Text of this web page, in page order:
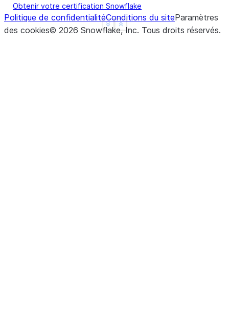
Show less
See more
Obtenir votre certification Snowflake
Politique de confidentialitéConditions du siteParamètres
des cookies© 2026 Snowflake, Inc. Tous droits réservés.